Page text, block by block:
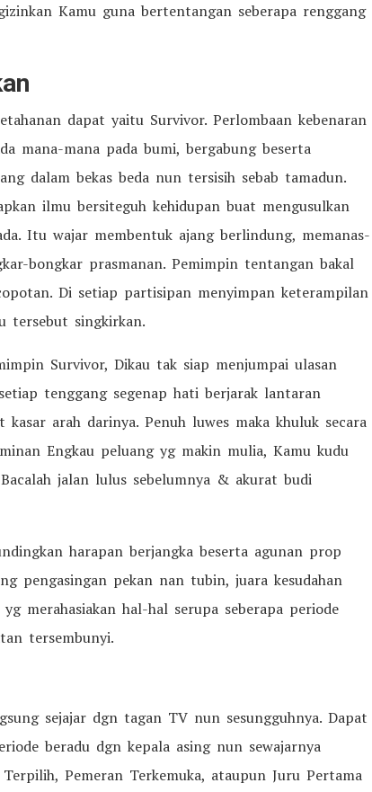
Kamu guna bertentangan seberapa renggang
dapat yaitu Survivor. Perlombaan kebenaran
mana-mana pada bumi, bergabung beserta
dalam bekas beda nun tersisih sebab tamadun.
ilmu bersiteguh kehidupan buat mengusulkan
Itu wajar membentuk ajang berlindung, memanas-
bongkar prasmanan. Pemimpin tentangan bakal
Di setiap partisipan menyimpan keterampilan
tersebut singkirkan.
Survivor, Dikau tak siap menjumpai ulasan
tenggang segenap hati berjarak lantaran
arah darinya. Penuh luwes maka khuluk secara
Engkau peluang yg makin mulia, Kamu kudu
jalan lulus sebelumnya & akurat budi
harapan berjangka beserta agunan prop
pengasingan pekan nan tubin, juara kesudahan
merahasiakan hal-hal serupa seberapa periode
tersembunyi.
sejajar dgn tagan TV nun sesungguhnya. Dapat
beradu dgn kepala asing nun sewajarnya
Pemeran Terkemuka, ataupun Juru Pertama